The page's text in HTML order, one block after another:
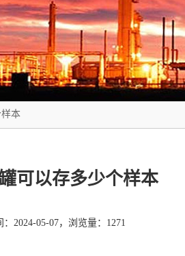
本
可以存多少个样本
：2024-05-07，浏览量：1271